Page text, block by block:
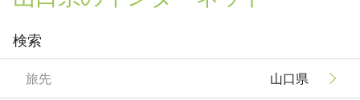
検索
旅先 山口県